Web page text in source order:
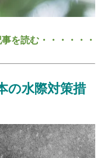
を読む・・・・・・
の水際対策措